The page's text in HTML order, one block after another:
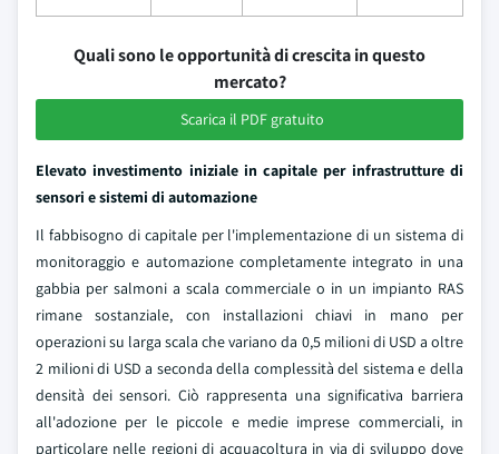
Quali sono le opportunità di crescita in questo
mercato?
Scarica il PDF gratuito
Elevato investimento iniziale in capitale per infrastrutture di
sensori e sistemi di automazione
Il fabbisogno di capitale per l'implementazione di un sistema di
monitoraggio e automazione completamente integrato in una
gabbia per salmoni a scala commerciale o in un impianto RAS
rimane sostanziale, con installazioni chiavi in mano per
operazioni su larga scala che variano da 0,5 milioni di USD a oltre
2 milioni di USD a seconda della complessità del sistema e della
densità dei sensori. Ciò rappresenta una significativa barriera
all'adozione per le piccole e medie imprese commerciali, in
particolare nelle regioni di acquacoltura in via di sviluppo dove